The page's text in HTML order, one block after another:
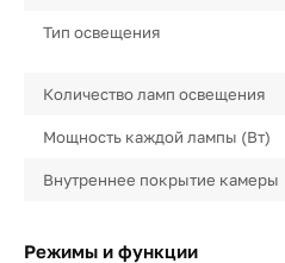
Тип освещения
Количество ламп освещения
Мощность каждой лампы (Вт)
Внутреннее покрытие камеры
Режимы и функции